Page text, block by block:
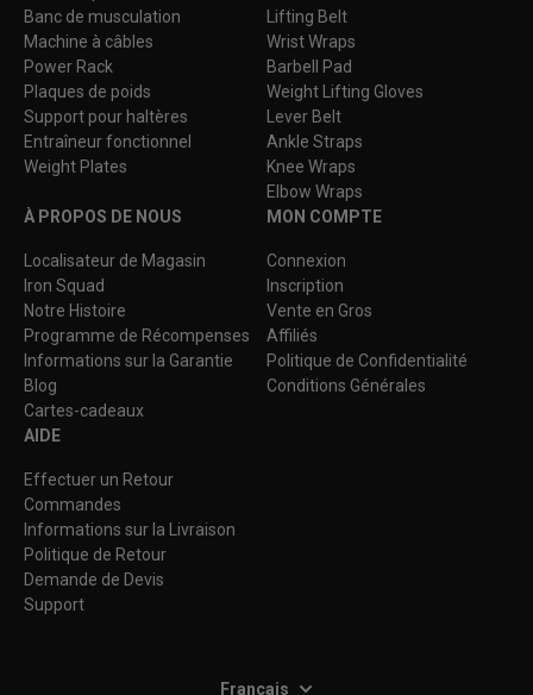
Banc de musculation
Machine à câbles
Power Rack
Plaques de poids
Support pour haltères
Entraîneur fonctionnel
Weight Plates
Lifting Belt
Wrist Wraps
Barbell Pad
Weight Lifting Gloves
Lever Belt
Ankle Straps
Knee Wraps
Elbow Wraps
À PROPOS DE NOUS
Localisateur de Magasin
Iron Squad
Notre Histoire
Programme de Récompenses
Informations sur la Garantie
Blog
Cartes-cadeaux
MON COMPTE
Connexion
Inscription
Vente en Gros
Affiliés
Politique de Confidentialité
Conditions Générales
AIDE
Effectuer un Retour
Commandes
Informations sur la Livraison
Politique de Retour
Demande de Devis
Support
Français